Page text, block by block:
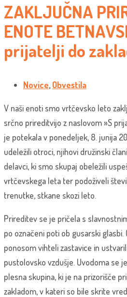
ZAKLJUČNA
ENOTE
prijatelji do
Novice,Obvestila
V naši enoti smo vrtčevsko leto
srčno prireditvijo z naslovom »S
je potekala v ponedeljek, 8. junija
udeležili otroci, njihovi družinski
delavci, ki smo skupaj obeležili
vrtčevskega leta ter podoživeli
trenutke, stkane skozi leto.
Prireditev se je pričela s
po označeni poti ob gusarski glasbi.
ponosom vihteli zastavice in
pustolovsko vzdušje. Uvodoma se
plesna skupina, ki je na prizorišče
zakladom, v kateri so bile skrite